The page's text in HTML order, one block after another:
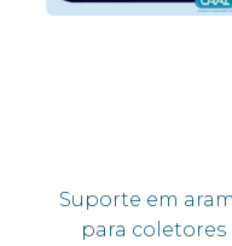
Suporte em
para coletores